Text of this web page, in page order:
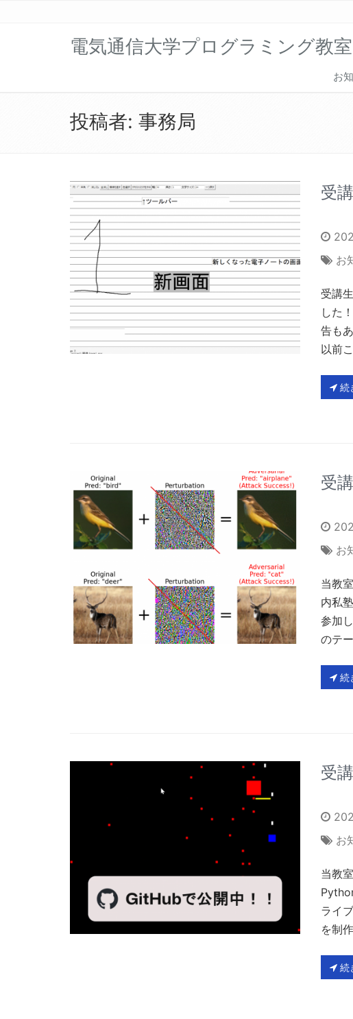
電気通信大学プログラミング教
お
投稿者: 事務局
受
お
受講
した
告も
以前
続
受
お
当教
内私
参加
のテ
続
受
お
当教
ライ
を制
続